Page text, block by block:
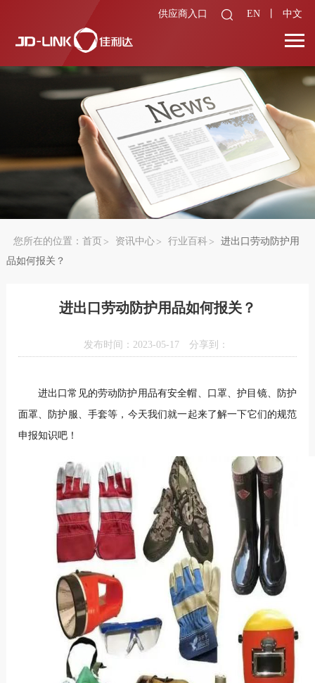
供应商入口 EN 中文
您所在的位置： 首页 资讯中心 行业百科
进出口劳动防护用
品如何报关？
进出口劳动防护用品如何报关？
发布时间：2023-05-17 分享到：
进出口常见的劳动防护用品有安全帽、口罩、护目镜、防护
面罩、防护服、手套等，今天我们就一起来了解一下它们的规范
申报知识吧！